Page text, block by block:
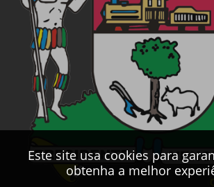
Este site usa cookies para
obtenha a melhor